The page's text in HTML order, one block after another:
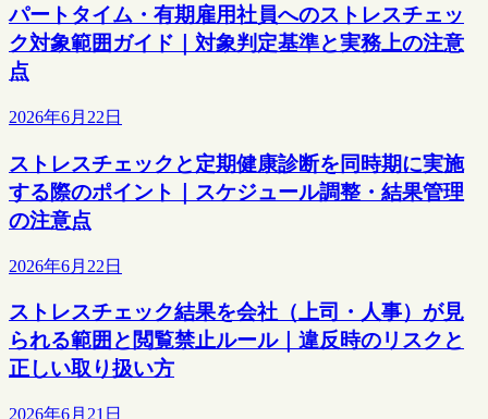
パートタイム・有期雇用社員へのストレスチェッ
ク対象範囲ガイド｜対象判定基準と実務上の注意
点
2026年6月22日
ストレスチェックと定期健康診断を同時期に実施
する際のポイント｜スケジュール調整・結果管理
の注意点
2026年6月22日
ストレスチェック結果を会社（上司・人事）が見
られる範囲と閲覧禁止ルール｜違反時のリスクと
正しい取り扱い方
2026年6月21日